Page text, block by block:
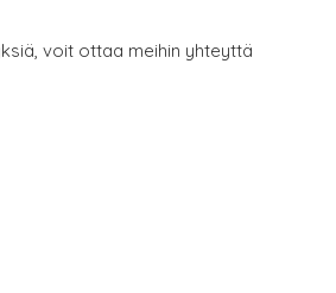
voit ottaa meihin yhteyttä